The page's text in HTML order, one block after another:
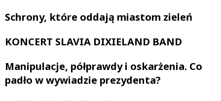
Schrony, które oddają miastom zieleń
KONCERT SLAVIA DIXIELAND BAND
Manipulacje, półprawdy i oskarżenia. Co
padło w wywiadzie prezydenta?